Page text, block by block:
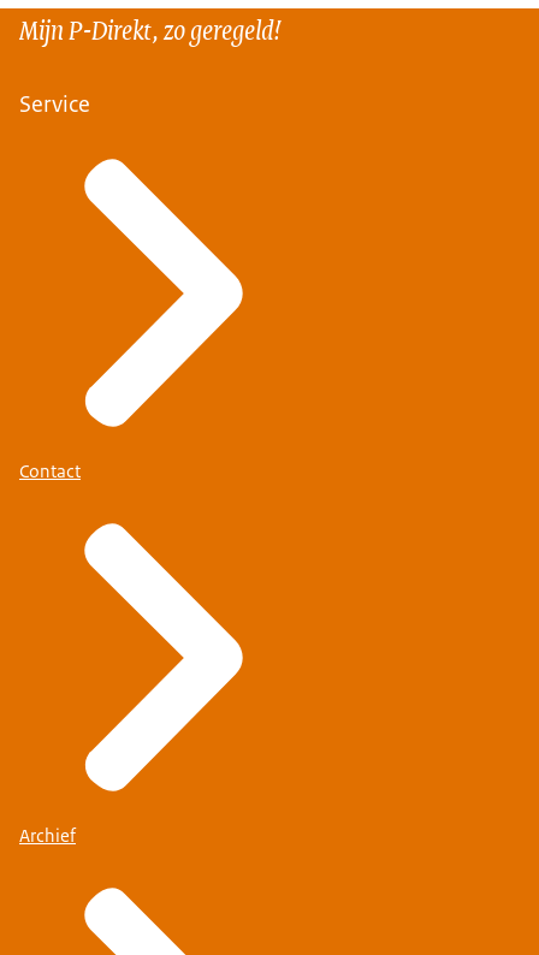
Mijn P-Direkt, zo geregeld!
Service
Contact
Archief